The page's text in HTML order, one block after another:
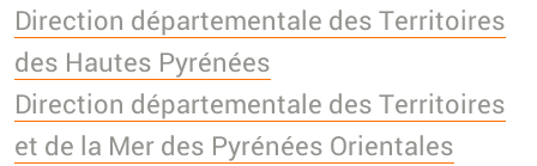
Direction départementale des Territoires
des Hautes Pyrénées
Direction départementale des Territoires
et de la Mer des Pyrénées Orientales